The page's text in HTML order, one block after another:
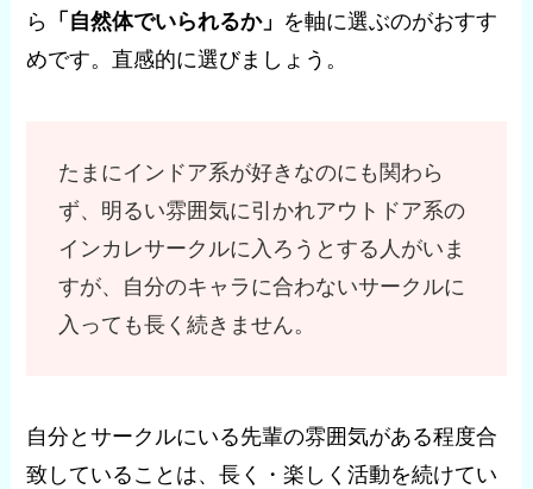
ら 「自然体でいられるか」 を軸に選ぶのがおすす
めです。直感的に選びましょう。
たまにインドア系が好きなのにも関わら
ず、明るい雰囲気に引かれアウトドア系の
インカレサークルに入ろうとする人がいま
すが、自分のキャラに合わないサークルに
入っても長く続きません。
自分とサークルにいる先輩の雰囲気がある程度合
致していることは、長く・楽しく活動を続けてい